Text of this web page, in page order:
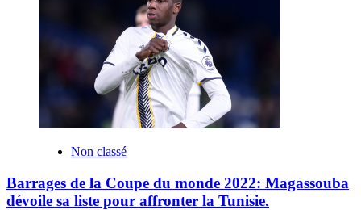
Non classé
Barrages de la Coupe du monde 2022: Magassouba
dévoile sa liste pour affronter la Tunisie.